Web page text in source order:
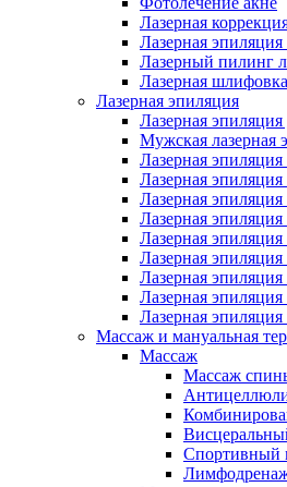
Лазерная
Лазерная эпиляция
Лазерный пилинг
Лазерная
Лазерная эпиляция
Лазерная
Мужская лазерная
Лазерная
Лазерная
Лазерная
Лазерная эпиляция
Лазерная
Лазерная эпиляция
Лазерная
Лазерная эпиляция
Лазерная эпиляция
Массаж и мануальная
Массаж
Массаж
Спортивный